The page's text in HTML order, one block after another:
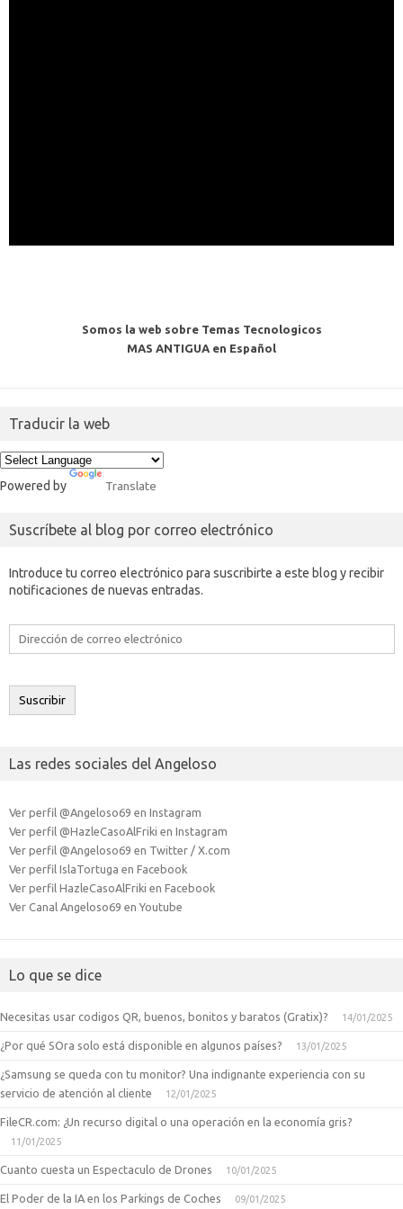
Somos la web sobre Temas Tecnologicos
MAS ANTIGUA en Español
Traducir la web
Powered by Translate
Suscríbete al blog por correo electrónico
Introduce tu correo electrónico para suscribirte a este blog y recibir
notificaciones de nuevas entradas.
Dirección
electrónico
Suscribir
Las redes sociales del Angeloso
Ver perfil @Angeloso69 en Instagram
Ver perfil @HazleCasoAlFriki en Instagram
Ver perfil @Angeloso69 en Twitter / X.com
Ver perfil IslaTortuga en Facebook
Ver perfil HazleCasoAlFriki en Facebook
Ver Canal Angeloso69 en Youtube
Lo que se dice
Necesitas usar codigos QR, buenos, bonitos y baratos (Gratix)? 14/01/2025
¿Por qué SOra solo está disponible en algunos países? 13/01/2025
¿Samsung se queda con tu monitor? Una indignante experiencia con su
servicio de atención al cliente
12/01/2025
FileCR.com: ¿Un recurso digital o una operación en la economía gris?
11/01/2025
Cuanto cuesta un Espectaculo de Drones 10/01/2025
El Poder de la IA en los Parkings de Coches 09/01/2025